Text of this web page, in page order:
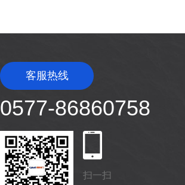
客服热线
0577-86860758
扫一扫